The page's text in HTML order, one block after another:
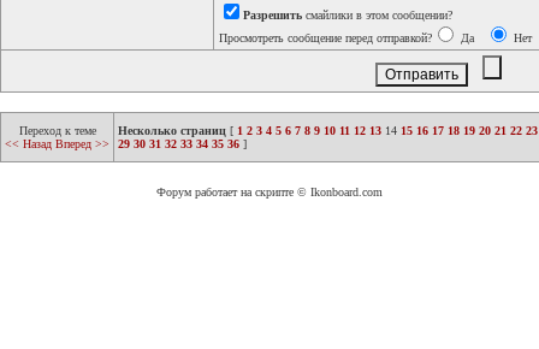
Разрешить смайлики в этом сообщении?
Просмотреть сообщение перед отправкой?
Да Нет
Переход к теме
<< Назад Вперед >>
Несколько страниц [ 1 2 3 4 5 6 7 8 9 10 11 12 13 14 15 16 17 18 19 20 21 22 23
29 30 31 32 33 34 35 36 ]
Форум работает на скрипте © Ikonboard.com